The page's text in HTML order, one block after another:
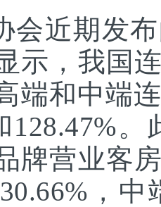
会近期发
示，我国
端和中端
128.47%
牌营业客
，